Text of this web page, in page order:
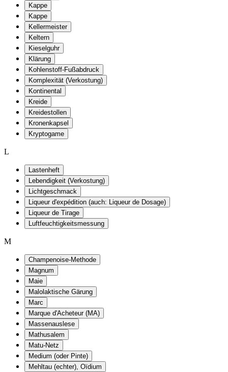
Kappe
Kappe
Kellermeister
Keltern
Kieselguhr
Klärung
Kohlenstoff-Fußabdruck
Komplexität (Verkostung)
Kontinental
Kreide
Kreidestollen
Kronenkapsel
Kryptogame
L
Lastenheft
Lebendigkeit (Verkostung)
Lichtgeschmack
Liqueur d'expédition (auch: Liqueur de Dosage)
Liqueur de Tirage
Luftfeuchtigkeitsmessung
M
Champenoise-Methode
Magnum
Maie
Malolaktische Gärung
Marc
Marque d'Acheteur (MA)
Massenauslese
Mathusalem
Matu-Netz
Medium (oder Pinte)
Mehltau (echter), Oïdium